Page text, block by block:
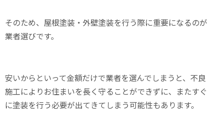
そのため、屋根塗装・外壁塗装を行う際に重要になるのが
業者選びです。
安いからといって金額だけで業者を選んでしまうと、不良
施工によりお住まいを長く守ることができずに、またすぐ
に塗装を行う必要が出てきてしまう可能性もあります。